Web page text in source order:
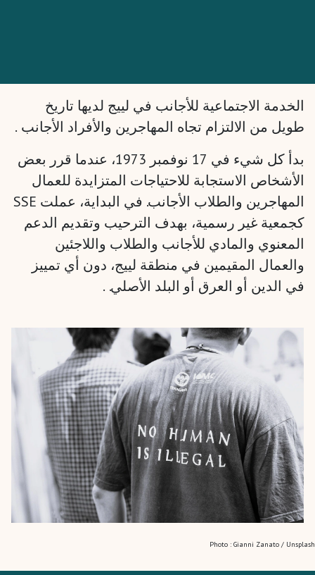
الخدمة الاجتماعية للأجانب في لييج لديها تاريخ
طويل من الالتزام تجاه المهاجرين والأفراد الأجانب .
بدأ كل شيء في 17 نوفمبر 1973، عندما قرر بعض
الأشخاص الاستجابة للاحتياجات المتزايدة للعمال
المهاجرين والطلاب الأجانب. في البداية، عملت SSE
كجمعية غير رسمية، بهدف الترحيب وتقديم الدعم
المعنوي والمادي للأجانب والطلاب واللاجئين
والعمال المقيمين في منطقة لييج، دون أي تمييز
في الدين أو العرق أو البلد الأصلي. .
Photo : Gianni Zanato / Unsplash